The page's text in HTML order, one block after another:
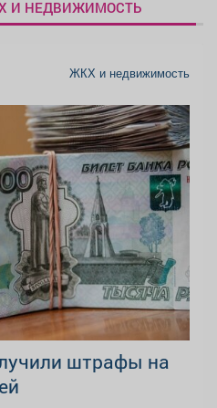
И НЕДВИЖИМОСТЬ
ЖКХ и недвижимость
штрафы на